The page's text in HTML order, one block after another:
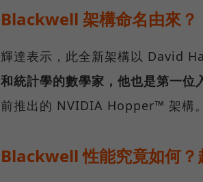
Blackwell 架構命名由來？
輝達表示，此全新架構以 David
和統計學的數學家，他也是第一位
前推出的 NVIDIA Hopper™ 架構。
Blackwell 性能究竟如何？